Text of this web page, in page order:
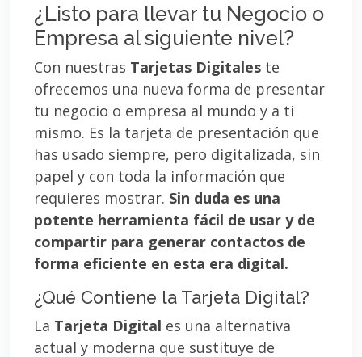
¿Listo para llevar tu Negocio o
Empresa al siguiente nivel?
Con nuestras Tarjetas Digitales te
ofrecemos una nueva forma de presentar
tu negocio o empresa al mundo y a ti
mismo. Es la tarjeta de presentación que
has usado siempre, pero digitalizada, sin
papel y con toda la información que
requieres mostrar. Sin duda es una
potente herramienta fácil de usar y de
compartir para generar contactos de
forma eficiente en esta era digital.
¿Qué Contiene la Tarjeta Digital?
La Tarjeta Digital es una alternativa
actual y moderna que sustituye de